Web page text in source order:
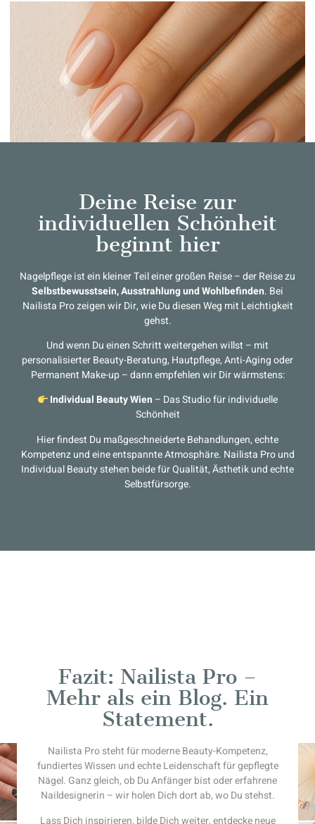
Deine Reise zur
individuellen Schönheit
beginnt hier
Nagelpflege ist ein kleiner Teil einer großen Reise – der Reise zu
Selbstbewusstsein, Ausstrahlung und Wohlbefinden. Bei
Nailista Pro zeigen wir Dir, wie Du diesen Weg mit Leichtigkeit
gehst.
Und wenn Du einen Schritt weitergehen willst – mit
personalisierter Beauty-Beratung, Hautpflege, Anti-Aging oder
Permanent Make-up – dann empfehlen wir Dir wärmstens:
Individual Beauty Wien – Das Studio für individuelle
Schönheit
Hier findest Du maßgeschneiderte Behandlungen, echte
Kompetenz und eine entspannte Atmosphäre. Nailista Pro und
Individual Beauty stehen beide für Qualität, Ästhetik und echte
Selbstfürsorge.
Fazit: Nailista Pro –
Mehr als ein Blog. Ein
Statement.
Nailista Pro steht für moderne Beauty-Kompetenz,
fundiertes Wissen und echte Leidenschaft für gepflegte
Nägel. Ganz gleich, ob Du Anfänger bist oder erfahrene
Naildesignerin – wir holen Dich dort ab, wo Du stehst.
Lass Dich inspirieren, bilde Dich weiter, entdecke neue